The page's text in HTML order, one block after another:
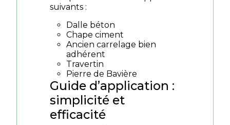
suivants :
Dalle béton
Chape ciment
Ancien carrelage bien
adhérent
Travertin
Pierre de Bavière
Guide d’application :
simplicité et
efficacité